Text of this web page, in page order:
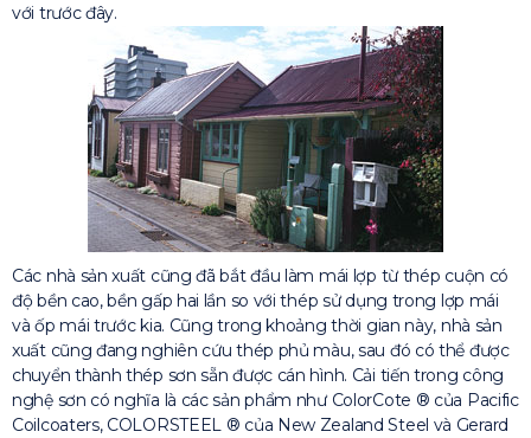
với trước đây.
Các nhà sản xuất cũng đã bắt đầu làm mái lợp từ thép cuộn có
độ bền cao, bền gấp hai lần so với thép sử dụng trong lợp mái
và ốp mái trước kia. Cũng trong khoảng thời gian này, nhà sản
xuất cũng đang nghiên cứu thép phủ màu, sau đó có thể được
chuyển thành thép sơn sẵn được cán hình. Cải tiến trong công
nghệ sơn có nghĩa là các sản phẩm như ColorCote ® của Pacific
Coilcoaters, COLORSTEEL ® của New Zealand Steel và Gerard